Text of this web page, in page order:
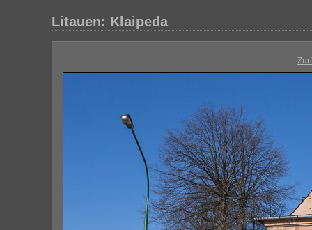
Litauen: Klaipeda